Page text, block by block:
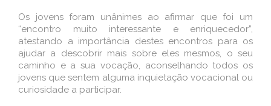
Os jovens foram unânimes ao afirmar que foi um
“encontro muito interessante e enriquecedor”,
atestando a importância destes encontros para os
ajudar a descobrir mais sobre eles mesmos, o seu
caminho e a sua vocação, aconselhando todos os
jovens que sentem alguma inquietação vocacional ou
curiosidade a participar.